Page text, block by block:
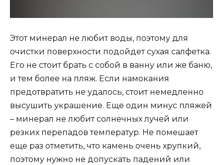
Этот минерал не любит воды, поэтому для
очистки поверхности подойдет сухая салфетка.
Его не стоит брать с собой в ванну или же баню,
и тем более на пляж. Если намокания
предотвратить не удалось, стоит немедленно
высушить украшение. Еще один минус пляжей
– минерал не любит солнечных лучей или
резких перепадов температур. Не помешает
еще раз отметить, что камень очень хрупкий,
поэтому нужно не допускать падений или